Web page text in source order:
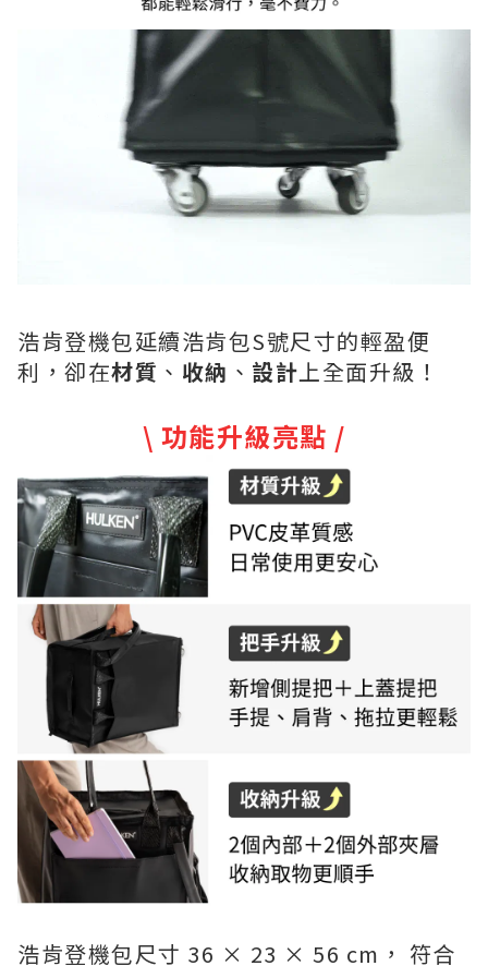
浩肯登機包延續浩肯包S號尺寸的輕盈便
利，卻在材質 、 收納 、 設計 上全面升級！
\ 功能升級亮點 /
浩肯登機包尺寸 36 × 23 × 56 cm， 符合